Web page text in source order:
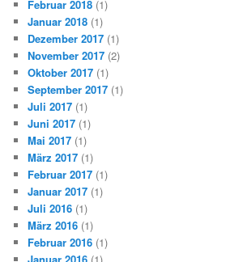
Februar 2018 (1)
Januar 2018 (1)
Dezember 2017 (1)
November 2017 (2)
Oktober 2017 (1)
September 2017 (1)
Juli 2017 (1)
Juni 2017 (1)
Mai 2017 (1)
März 2017 (1)
Februar 2017 (1)
Januar 2017 (1)
Juli 2016 (1)
März 2016 (1)
Februar 2016 (1)